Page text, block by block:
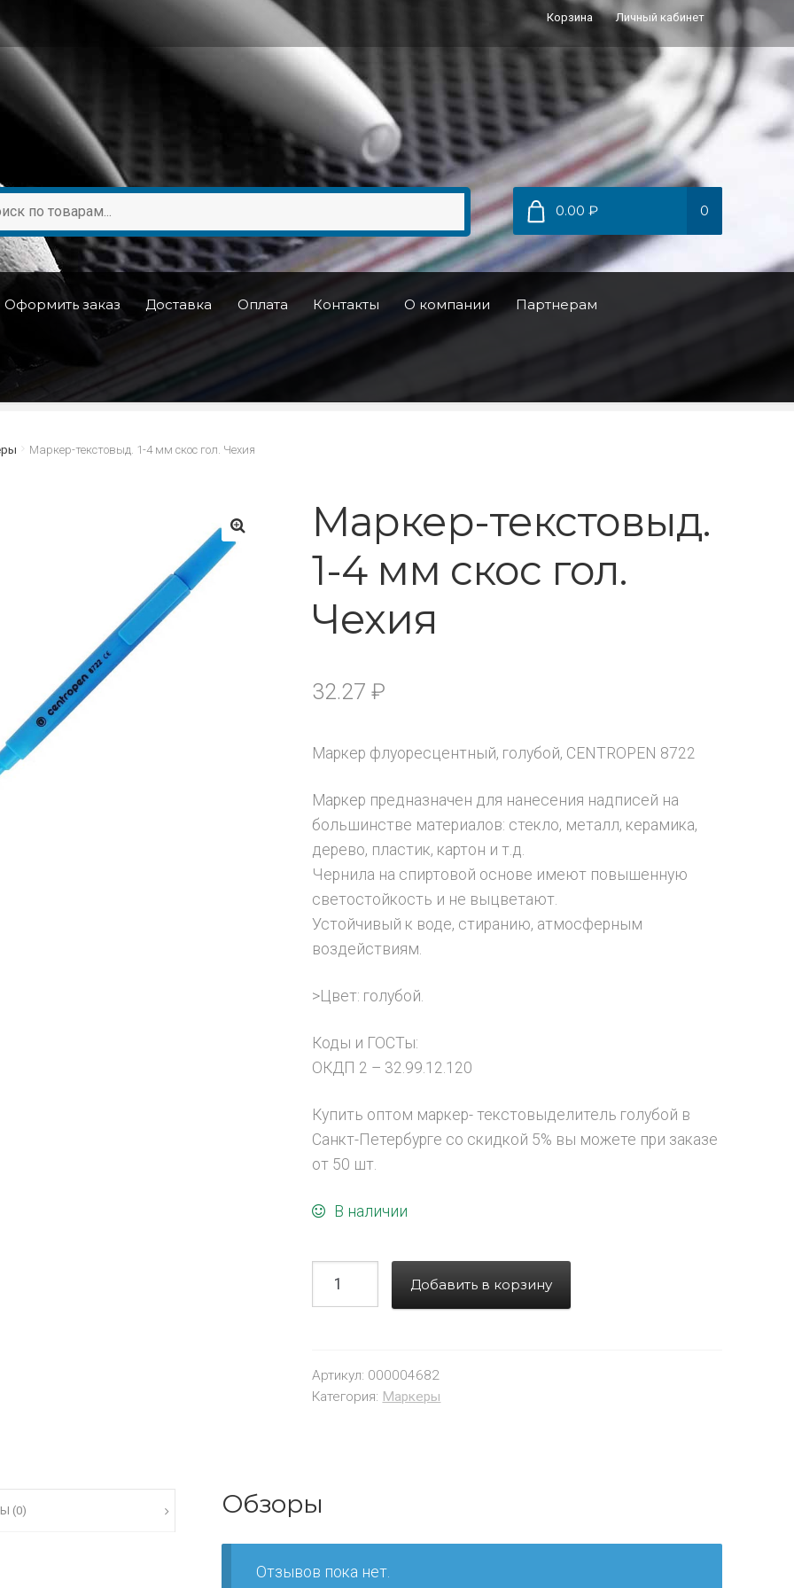
Корзина Личный кабинет
0.00 ₽ 0
Оформить заказ Доставка Оплата Контакты О компании Партнерам
Маркер-текстовыд. 1-4 мм скос гол. Чехия
🔍
Маркер-текстовыд.
1-4 мм скос гол.
Чехия
32.27₽
Маркер флуоресцентный, голубой, CENTROPEN 8722
Маркер предназначен для нанесения надписей на
большинстве материалов: стекло, металл, керамика,
дерево, пластик, картон и т.д.
Чернила на спиртовой основе имеют повышенную
светостойкость и не выцветают.
Устойчивый к воде, стиранию, атмосферным
воздействиям.
>Цвет: голубой.
Коды и ГОСТы:
ОКДП 2 – 32.99.12.120
Купить оптом маркер- текстовыделитель голубой в
Санкт-Петербурге со скидкой 5% вы можете при заказе
от 50 шт.
В наличии
Добавить в корзину
Артикул: 000004682
Категория: Маркеры
(0) Обзоры
Отзывов пока нет.